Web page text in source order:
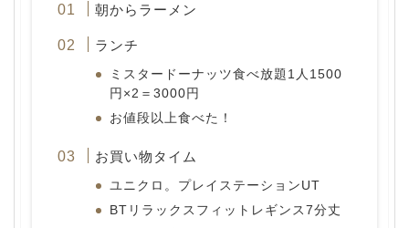
朝からラーメン
ランチ
ミスタードーナッツ食べ放題1人1500
円×2＝3000円
お値段以上食べた！
お買い物タイム
ユニクロ。プレイステーションUT
BTリラックスフィットレギンス7分丈